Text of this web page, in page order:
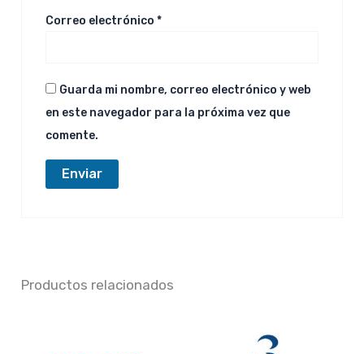
Correo electrónico *
Guarda mi nombre, correo electrónico y web
en este navegador para la próxima vez que
comente.
Productos relacionados